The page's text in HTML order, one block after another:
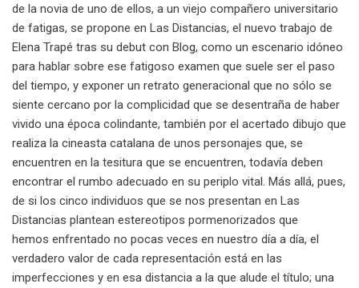
de la novia de uno de ellos, a un viejo compañero universitario
de fatigas, se propone en Las Distancias, el nuevo trabajo de
Elena Trapé tras su debut con Blog, como un escenario idóneo
para hablar sobre ese fatigoso examen que suele ser el paso
del tiempo, y exponer un retrato generacional que no sólo se
siente cercano por la complicidad que se desentraña de haber
vivido una época colindante, también por el acertado dibujo que
realiza la cineasta catalana de unos personajes que, se
encuentren en la tesitura que se encuentren, todavía deben
encontrar el rumbo adecuado en su periplo vital. Más allá, pues,
de si los cinco individuos que se nos presentan en Las
Distancias plantean estereotipos pormenorizados que
hemos enfrentado no pocas veces en nuestro día a día, el
verdadero valor de cada representación está en las
imperfecciones y en esa distancia a la que alude el título; una